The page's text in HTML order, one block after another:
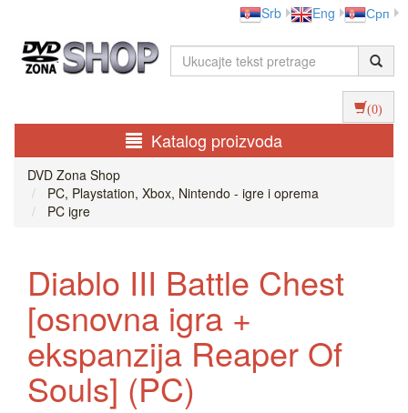
Srb Eng Срп
(0)
Katalog proizvoda
DVD Zona Shop
PC, Playstation, Xbox, Nintendo - igre i oprema
PC igre
Diablo III Battle Chest
[osnovna igra +
ekspanzija Reaper Of
Souls] (PC)